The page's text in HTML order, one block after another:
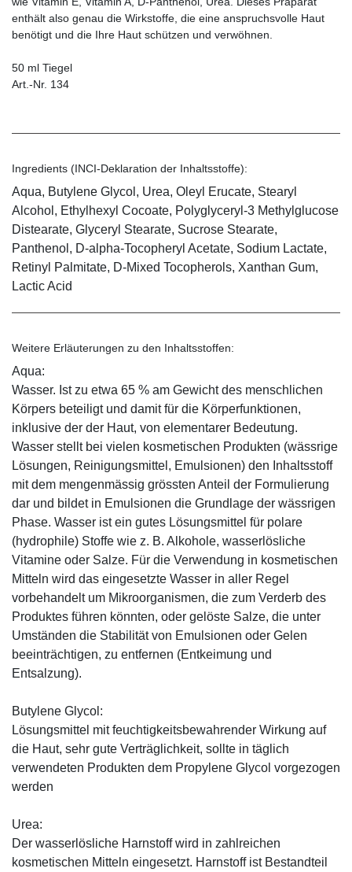
enthält also genau die Wirkstoffe, die eine anspruchsvolle Haut
benötigt und die Ihre Haut schützen und verwöhnen.
50 ml Tiegel
Art.-Nr. 134
Ingredients (INCI-Deklaration der Inhaltsstoffe):
Aqua, Butylene Glycol, Urea, Oleyl Erucate, Stearyl
Alcohol, Ethylhexyl Cocoate, Polyglyceryl-3 Methylglucose
Distearate, Glyceryl Stearate, Sucrose Stearate,
Panthenol, D-alpha-Tocopheryl Acetate, Sodium Lactate,
Retinyl Palmitate, D-Mixed Tocopherols, Xanthan Gum,
Lactic Acid
Weitere Erläuterungen zu den Inhaltsstoffen:
Aqua:
Wasser. Ist zu etwa 65 % am Gewicht des menschlichen
Körpers beteiligt und damit für die Körperfunktionen,
inklusive der der Haut, von elementarer Bedeutung.
Wasser stellt bei vielen kosmetischen Produkten (wässrige
Lösungen, Reinigungsmittel, Emulsionen) den Inhaltsstoff
mit dem mengenmässig grössten Anteil der Formulierung
dar und bildet in Emulsionen die Grundlage der wässrigen
Phase. Wasser ist ein gutes Lösungsmittel für polare
(hydrophile) Stoffe wie z. B. Alkohole, wasserlösliche
Vitamine oder Salze. Für die Verwendung in kosmetischen
Mitteln wird das eingesetzte Wasser in aller Regel
vorbehandelt um Mikroorganismen, die zum Verderb des
Produktes führen könnten, oder gelöste Salze, die unter
Umständen die Stabilität von Emulsionen oder Gelen
beeinträchtigen, zu entfernen (Entkeimung und
Entsalzung).
Butylene Glycol:
Lösungsmittel mit feuchtigkeitsbewahrender Wirkung auf
die Haut, sehr gute Verträglichkeit, sollte in täglich
verwendeten Produkten dem Propylene Glycol vorgezogen
werden
Urea:
Der wasserlösliche Harnstoff wird in zahlreichen
kosmetischen Mitteln eingesetzt. Harnstoff ist Bestandteil